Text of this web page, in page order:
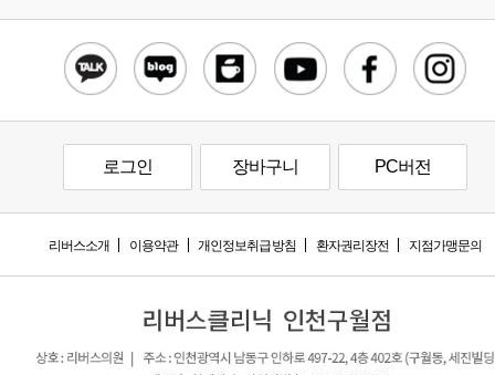
로그인 장바구니 PC버전
리버스소개 이용약관 개인정보취급방침 환자권리장전 지점가맹문의